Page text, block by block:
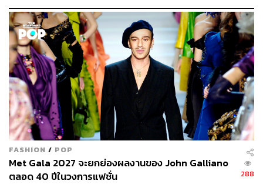
K-Beauty จำหน่ายในเว็บไซต์ครอบคลุมมากที่สุดก็บอกว่า
“ในโลกตะวันตก 60-70% ของผู้บริโภคที่ใช้ผลิตภัณฑ์ความ
งามของเกาหลี ไม่ใช่คนเอเชีย” จึงน่าสนใจว่าแม้แบรนด์
ใหญ่ๆ จากฝั่งยุโรปจะเริ่มต้นผลิตคุชชันตามหลังแบรนด์ดังๆ
ของเกาหลี แต่หากมีการพัฒนาและสร้างจุดแข็งเพื่อเอาใจผู้
บริโภคผิวสีมากขึ้น ไม่แน่ว่าปี 2018 นี้เราจะได้เห็นเทรนด์คุช
ชันที่บูมและหลากหลายไปด้วยเฉดสีที่มากมายกว่าเดิม
ส่วนใครยังไม่เคยลองใช้เจ้าคุชชันที่ว่า เรารวบรวมคุชชันขั้น
เทพที่ทำออกมาได้น่าประทับใจจนต้องบอกต่อ
FASHION / POP
Met Gala 2027 จะยกย่องผลงานของ John Galliano
ตลอด 40 ปีในวงการแฟชั่น
288